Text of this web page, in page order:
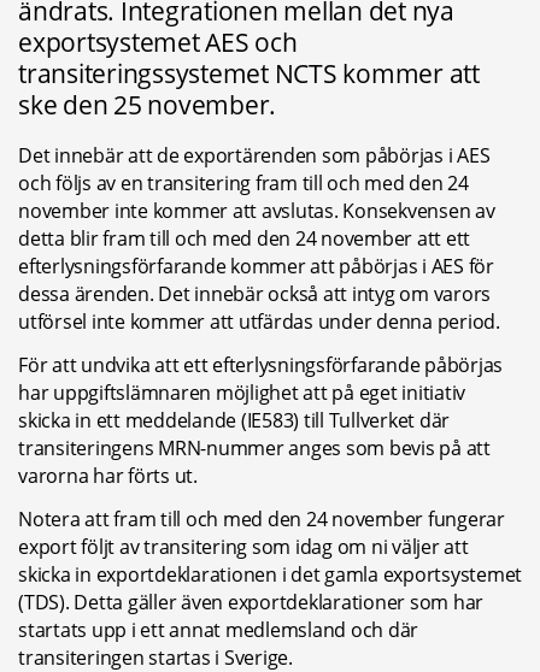
ändrats. Integrationen mellan det nya
exportsystemet AES och
transiteringssystemet NCTS kommer att
ske den 25 november.
Det innebär att de exportärenden som påbörjas i AES
och följs av en transitering fram till och med den 24
november inte kommer att avslutas. Konsekvensen av
detta blir fram till och med den 24 november att ett
efterlysningsförfarande kommer att påbörjas i AES för
dessa ärenden. Det innebär också att intyg om varors
utförsel inte kommer att utfärdas under denna period.
För att undvika att ett efterlysningsförfarande påbörjas
har uppgiftslämnaren möjlighet att på eget initiativ
skicka in ett meddelande (IE583) till Tullverket där
transiteringens MRN-nummer anges som bevis på att
varorna har förts ut.
Notera att fram till och med den 24 november fungerar
export följt av transitering som idag om ni väljer att
skicka in exportdeklarationen i det gamla exportsystemet
(TDS). Detta gäller även exportdeklarationer som har
startats upp i ett annat medlemsland och där
transiteringen startas i Sverige.